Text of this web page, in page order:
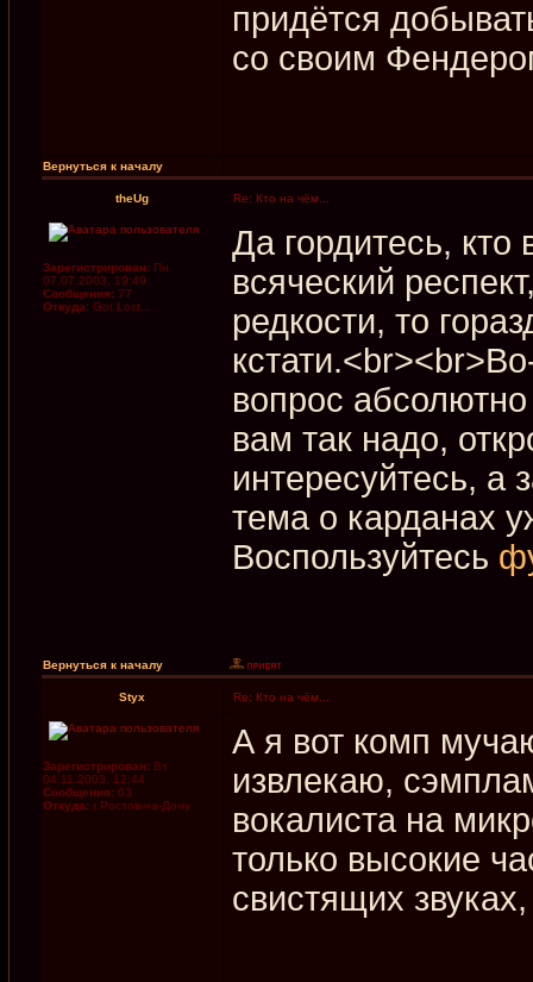
придётся
со своим
Вернуться к началу
theUg Re: Кто на чём...
Зарегистрирован: Пн
07.07.2003, 19:49
Сообщения: 77
Откуда: Got Lost...
Да гордитесь,
всяческий
редкости, то
вопрос
вам так надо,
интересуйтесь, а
тема о карданах
Воспользуйтесь
Вернуться к началу
Styx Re: Кто на чём...
Зарегистрирован: Вт
04.11.2003, 12:44
Сообщения: 63
Откуда: г.Ростов-на-Дону
А я вот комп
извлекаю,
вокалиста на
только высокие
свистящих